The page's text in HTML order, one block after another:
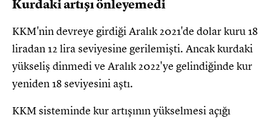
Kurdaki artışı önleyemedi
KKM'nin devreye girdiği Aralık 2021'de dolar kuru 18
liradan 12 lira seviyesine gerilemişti. Ancak kurdaki
yükseliş dinmedi ve Aralık 2022'ye gelindiğinde kur
yeniden 18 seviyesini aştı.
KKM sisteminde kur artışının yükselmesi açığı